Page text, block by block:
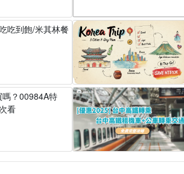
吃到飽/米其林餐
？00984A特
看